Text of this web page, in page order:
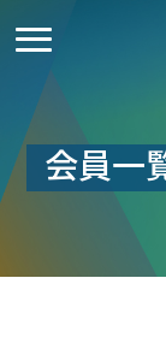
会員一